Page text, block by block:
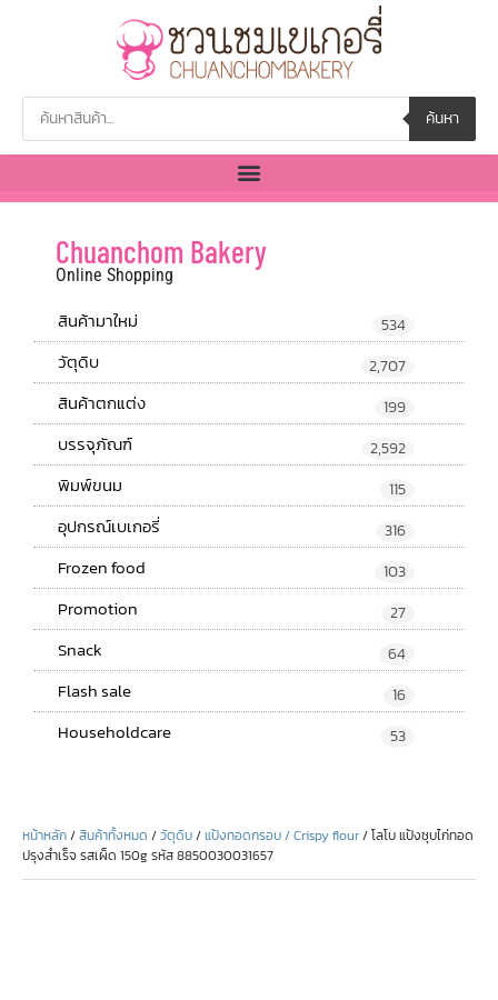
ค้นหา
Chuanchom Bakery
Online Shopping
สินค้ามาใหม่ 534
วัตุดิบ 2,707
สินค้าตกแต่ง 199
บรรจุภัณฑ์ 2,592
พิมพ์ขนม 115
อุปกรณ์เบเกอรี่ 316
Frozen food 103
Promotion 27
Snack 64
Flash sale 16
Householdcare 53
หน้าหลัก/สินค้าทั้งหมด /วัตุดิบ/แป้งทอดกรอบ / Crispy flour/ โลโบ แป้งชุบไก่ทอด
ปรุงสำเร็จ รสเผ็ด 150g รหัส 8850030031657